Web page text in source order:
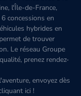
l'Île-de-France,
concessions en
hybrides en
de trouver
Le réseau Groupe
prenez rendez-
envoyez dès
ici !